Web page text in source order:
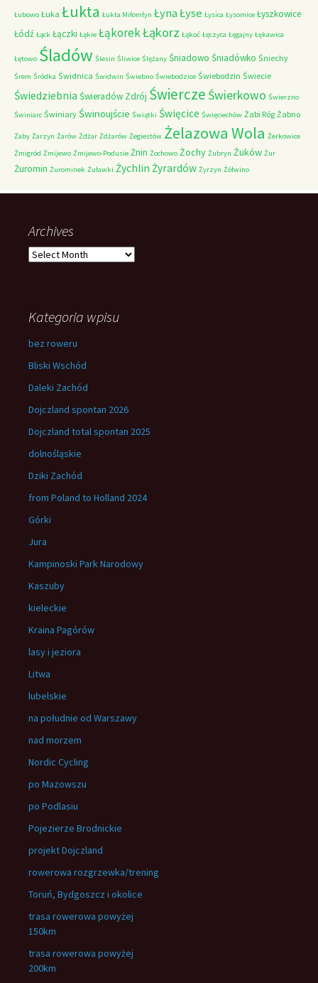
Łubowo Łuka Łukta Łukta Miłomłyn ŁynaŁyse Łysica Łysomice Łyszkowice
Łódź Łąck Łączki Łąkie ŁąkorekŁąkorz Łąkoć Łęczyca Łęgajny Łękawica
Łętowo Śladów Ślesin Śliwice Ślężany Śniadowo Śniadówko Śniechy
Śrem Śródka Świdnica Świdwin Świebno Świebodzice Świebodzin Świecie
Świedziebnia Świeradów Zdrój Świercze Świerkowo Świerzno
Świniarc Świniary Świnoujście Świątki Święcice Święciechów Żabi Róg Żabno
Żaby Żarzyn Żarów Żdżar Żdżarów Żegiestów Żelazowa Wola Żerkowice
Żmigród Żmijewo Żmijewo-Podusie Żnin Żochowo Żochy Żubryn Żuków Żur
Żuromin Żurominek Żuławki Żychlin Żyrardów Żyrzyn Żółwino
Archives
Archives
Kategoria wpisu
bez roweru
Bliski Wschód
Daleki Zachód
Dojczland spontan 2026
Dojczland total spontan 2025
dolnośląskie
Dziki Zachód
from Poland to Holland 2024
Górki
Jura
Kampinoski Park Narodowy
Kaszuby
kieleckie
Kraina Pagórów
lasy i jeziora
Litwa
lubelskie
na południe od Warszawy
nad morzem
Nordic Cycling
po Mazowszu
po Podlasiu
Pojezierze Brodnickie
projekt Dojczland
rowerowa rozgrzewka/trening
Toruń, Bydgoszcz i okolice
trasa rowerowa powyżej
150km
trasa rowerowa powyżej
200km